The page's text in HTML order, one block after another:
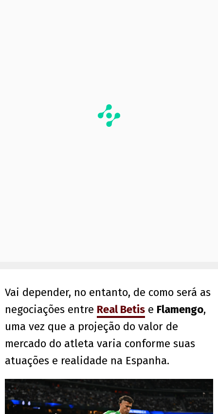
Vai depender, no entanto, de como será as
negociações entre Real Betis e Flamengo,
uma vez que a projeção do valor de
mercado do atleta varia conforme suas
atuações e realidade na Espanha.